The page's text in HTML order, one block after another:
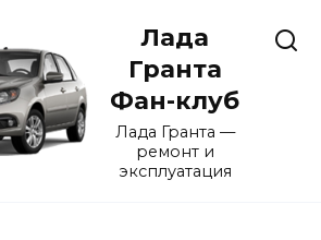
Лада
Гранта
Фан-клуб
Лада Гранта —
ремонт и
эксплуатация